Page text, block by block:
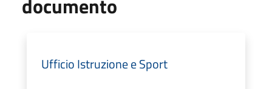
documento
Ufficio Istruzione e Sport